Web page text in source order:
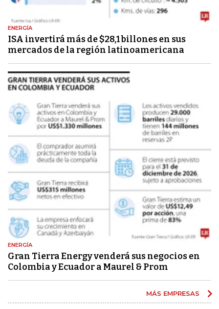
ENERGÍA
ISA invertirá más de $28,1 billones en sus
mercados de la región latinoamericana
ENERGÍA
Gran Tierra Energy venderá sus negocios en
Colombia y Ecuador a Maurel & Prom
MÁS EMPRESAS